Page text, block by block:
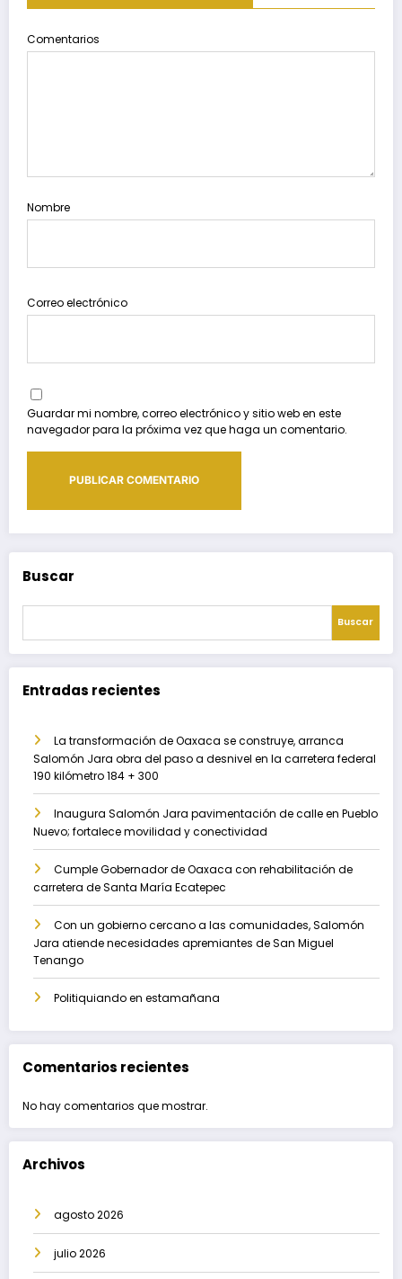
Comentarios
Nombre
Correo electrónico
Guardar mi nombre, correo electrónico y sitio web en este
navegador para la próxima vez que haga un comentario.
Buscar
Buscar
Entradas recientes
La transformación de Oaxaca se construye, arranca
Salomón Jara obra del paso a desnivel en la carretera federal
190 kilómetro 184 + 300
Inaugura Salomón Jara pavimentación de calle en Pueblo
Nuevo; fortalece movilidad y conectividad
Cumple Gobernador de Oaxaca con rehabilitación de
carretera de Santa María Ecatepec
Con un gobierno cercano a las comunidades, Salomón
Jara atiende necesidades apremiantes de San Miguel
Tenango
Politiquiando en estamañana
Comentarios recientes
No hay comentarios que mostrar.
Archivos
agosto 2026
julio 2026